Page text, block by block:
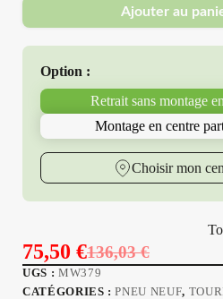
Pneus
Neufs
225/35R19
FROSUHP
Ajouter au
Option :
Retrait sans montage
Montage en centre
Choisir mon
136,03€
Le
prix
75,50 €Le
prix
UGS : MW379
CATÉGORIES :PNEU NEUF,